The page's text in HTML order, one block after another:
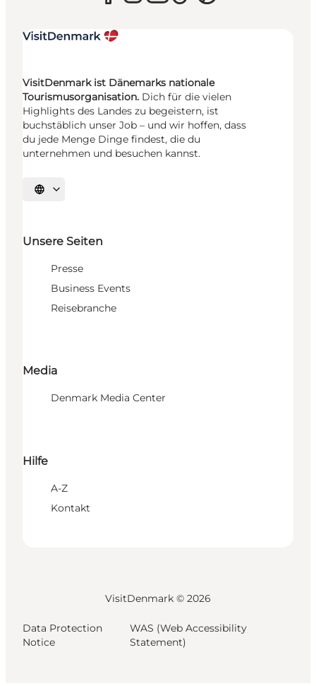
VisitDenmark ist Dänemarks nationale
Tourismusorganisation. Dich für die vielen
Highlights des Landes zu begeistern, ist
buchstäblich unser Job – und wir hoffen, dass
du jede Menge Dinge findest, die du
unternehmen und besuchen kannst.
Sprache auswählen
Unsere Seiten
Presse
Business Events
Reisebranche
Media
Denmark Media Center
Hilfe
A-Z
Kontakt
VisitDenmark © 2026
Data Protection
Notice
WAS (Web Accessibility
Statement)